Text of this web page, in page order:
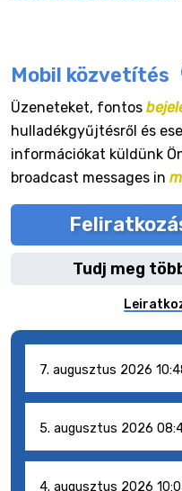
Mobil közvetítés
Üzeneteket, fontos
hulladékgyűjtésről és
információkat küldünk
broadcast messages in
Tudj meg
7. augusztus 2026
5. augusztus 2026
4. augusztus 2026